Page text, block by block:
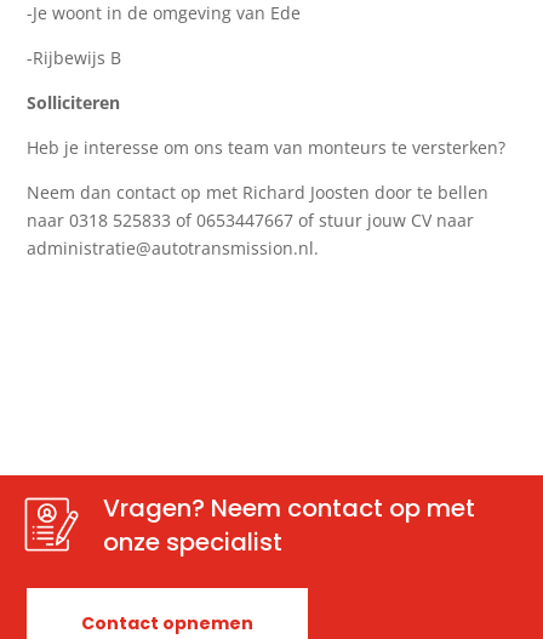
-Je woont in de omgeving van Ede
-Rijbewijs B
Solliciteren
Heb je interesse om ons team van monteurs te versterken?
Neem dan contact op met Richard Joosten door te bellen
naar 0318 525833 of 0653447667 of stuur jouw CV naar
administratie@autotransmission.nl.
Vragen? Neem contact op met
onze specialist
Contact opnemen